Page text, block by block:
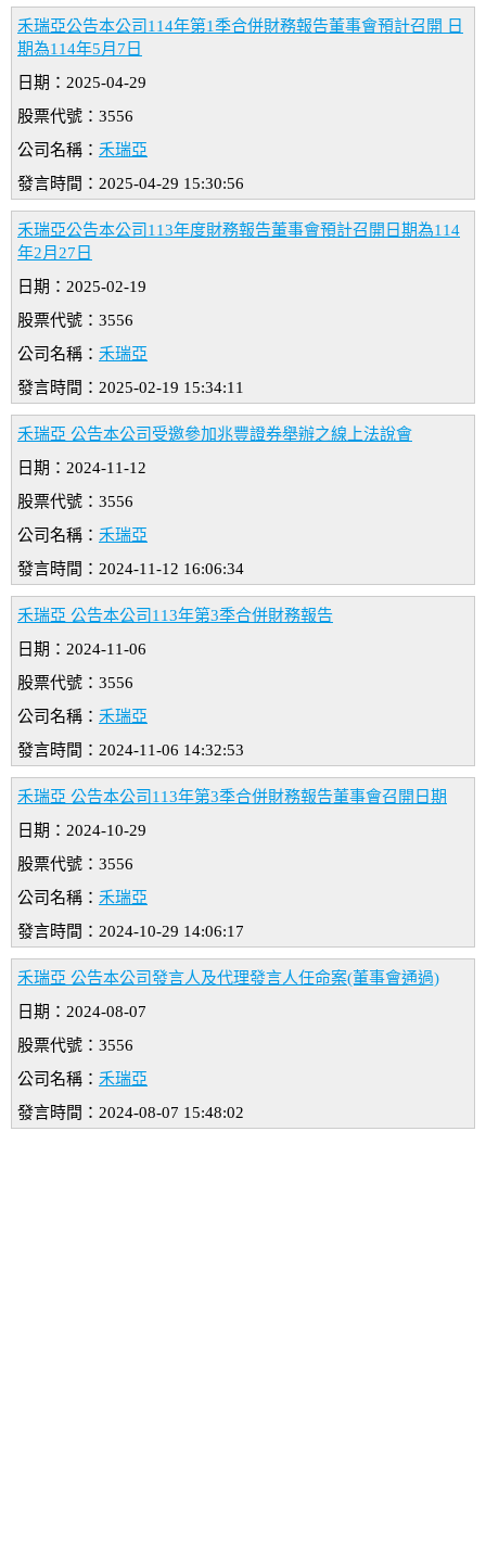
禾瑞亞公告本公司114年第1季合併財務報告董事會預計召開 日
期為114年5月7日
日期：2025-04-29
股票代號：3556
公司名稱： 禾瑞亞
發言時間：2025-04-29 15:30:56
禾瑞亞公告本公司113年度財務報告董事會預計召開日期為114
年2月27日
日期：2025-02-19
股票代號：3556
公司名稱： 禾瑞亞
發言時間：2025-02-19 15:34:11
禾瑞亞 公告本公司受邀參加兆豐證券舉辦之線上法說會
日期：2024-11-12
股票代號：3556
公司名稱： 禾瑞亞
發言時間：2024-11-12 16:06:34
禾瑞亞 公告本公司113年第3季合併財務報告
日期：2024-11-06
股票代號：3556
公司名稱： 禾瑞亞
發言時間：2024-11-06 14:32:53
禾瑞亞 公告本公司113年第3季合併財務報告董事會召開日期
日期：2024-10-29
股票代號：3556
公司名稱： 禾瑞亞
發言時間：2024-10-29 14:06:17
禾瑞亞 公告本公司發言人及代理發言人任命案(董事會通過)
日期：2024-08-07
股票代號：3556
公司名稱： 禾瑞亞
發言時間：2024-08-07 15:48:02